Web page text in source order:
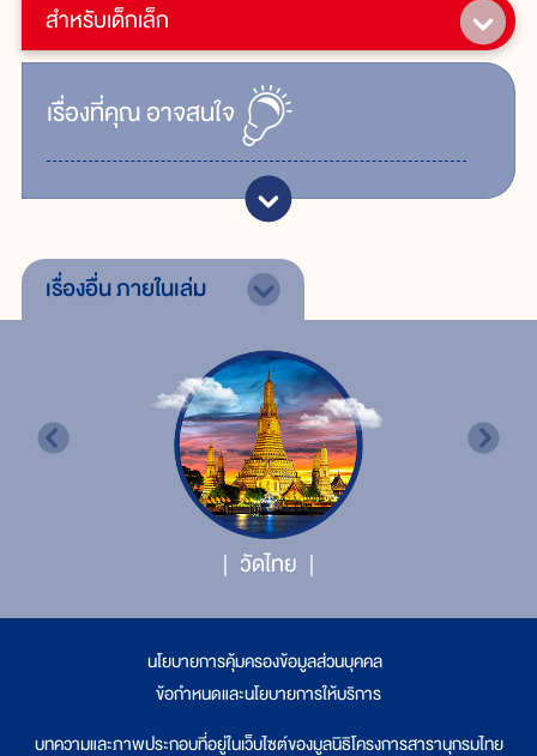
สำหรับเด็กเล็ก
เรื่ิองที่คุณอาจสนใจ
เรื่องอื่นภายในเล่ม
วัดไทย
นโยบายการคุ้มครองข้อมูลส่วนบุคคล
ข้อกำหนดและนโยบายการให้บริการ
บทความและภาพประกอบที่อยู่ในเว็บไซต์ของมูลนิธิโครงการสารานุกรมไทย